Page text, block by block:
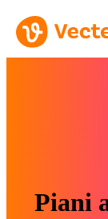
Piani